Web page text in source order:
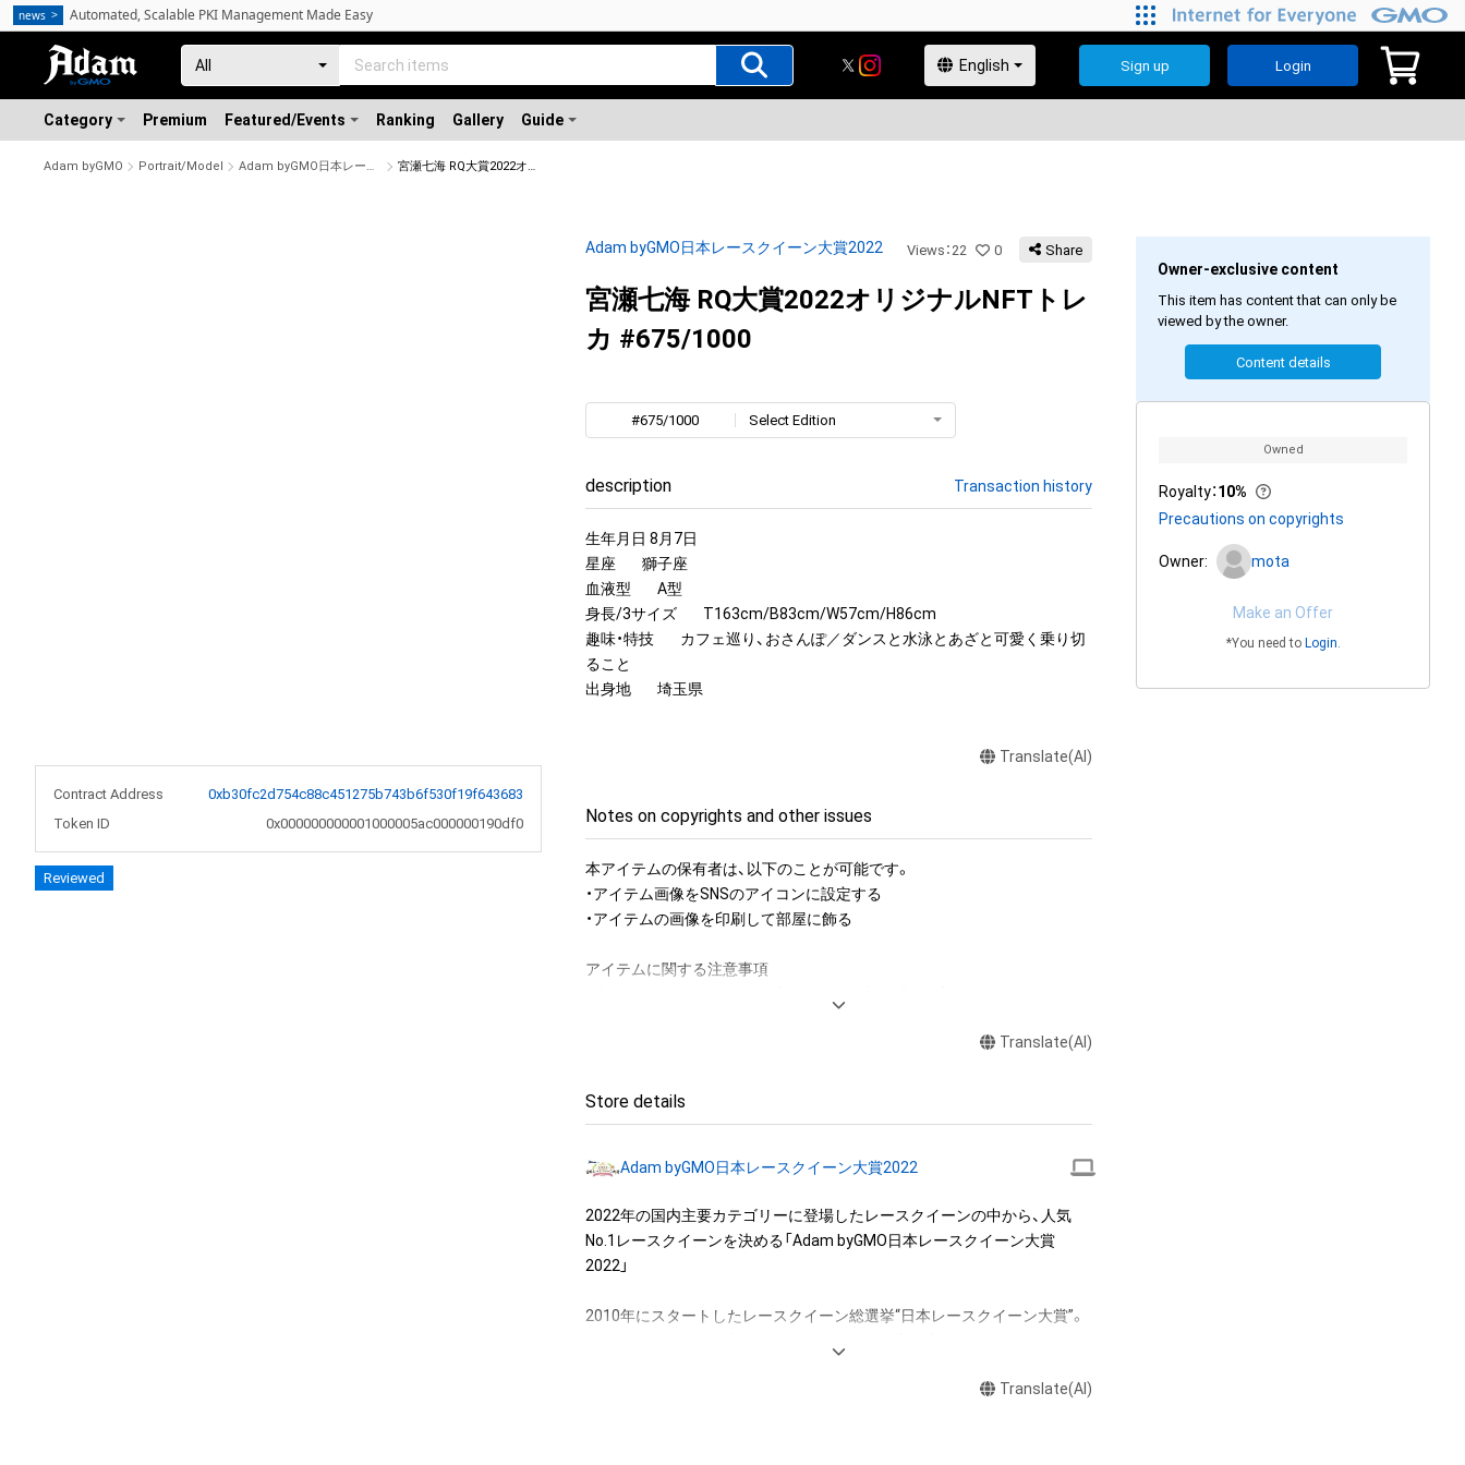
Sign up Login
Category Premium Featured/Events Ranking Gallery Guide
Adam byGMO Portrait/Model Adam byGMO日本レースクイーン大賞2022 宮瀬七海 RQ大賞2022オリジナルNFTトレカ
Contract Address
0xb30fc2d754c88c451275b743b6f530f19f643683
Token ID
0x000000000001000005ac000000190df0
Reviewed
Adam byGMO日本レースクイーン大賞2022 Views ： 22 0 Share
宮瀬七海 RQ大賞2022オリジナルNFTトレ
カ #675/1000
#675/1000 Select Edition
description Transaction history
生年月日 8月7日
星座        獅子座
血液型        A型
身長/3サイズ        T163cm/B83cm/W57cm/H86cm
趣味・特技        カフェ巡り、おさんぽ／ダンスと水泳とあざと可愛く乗り切
ること
出身地        埼玉県
Translate(AI)
Notes on copyrights and other issues
本アイテムの保有者は、以下のことが可能です。
・アイテム画像をSNSのアイコンに設定する
・アイテムの画像を印刷して部屋に飾る
アイテムに関する注意事項
用新案権、商標権、意匠権その他の知的財産権(それらの権利を取得し、又は
は、本アイテムの著作権を有する方、著作隣接権の権利者またはその管理委
することを意味しません。
を受けている者からの事前の同意なしに、上記の「本アイテムの保有者が有
する権利」の範囲を超えた行為、知的財産権を侵害するおそれのある行為
(改変、公開、配布、逆コンパイル、リバースエンジニアリングを含みますが、
・本アイテムに関する創作物の利用については、公序良俗や法令に反する利
用またはその恐れのある利用など、作成者が不適切であると判断した場合、
Translate(AI)
Store details
Adam byGMO日本レースクイーン大賞2022
2022年の国内主要カテゴリーに登場したレースクイーンの中から、人気
No.1レースクイーンを決める「Adam byGMO日本レースクイーン大賞
2022」
2010年にスタートしたレースクイーン総選挙“日本レースクイーン大賞”。
Translate(AI)
Owner-exclusive content
This item has content that can only be
viewed by the owner.
Content details
Owned
Royalty：10%
Precautions on copyrights
Owner: mota
Make an Offer
*You need to Login.
news Automated, Scalable PKI Management Made Easy